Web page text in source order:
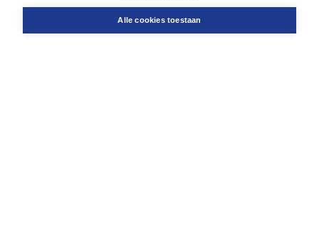
Bestellen
Alle cookies toestaan